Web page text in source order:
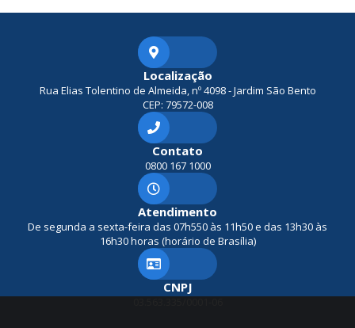
Localização
Rua Elias Tolentino de Almeida, nº 4098 - Jardim São Bento
CEP: 79572-008
Contato
0800 167 1000
Atendimento
De segunda a sexta-feira das 07h550 às 11h50 e das 13h30 às
16h30 horas (horário de Brasília)
CNPJ